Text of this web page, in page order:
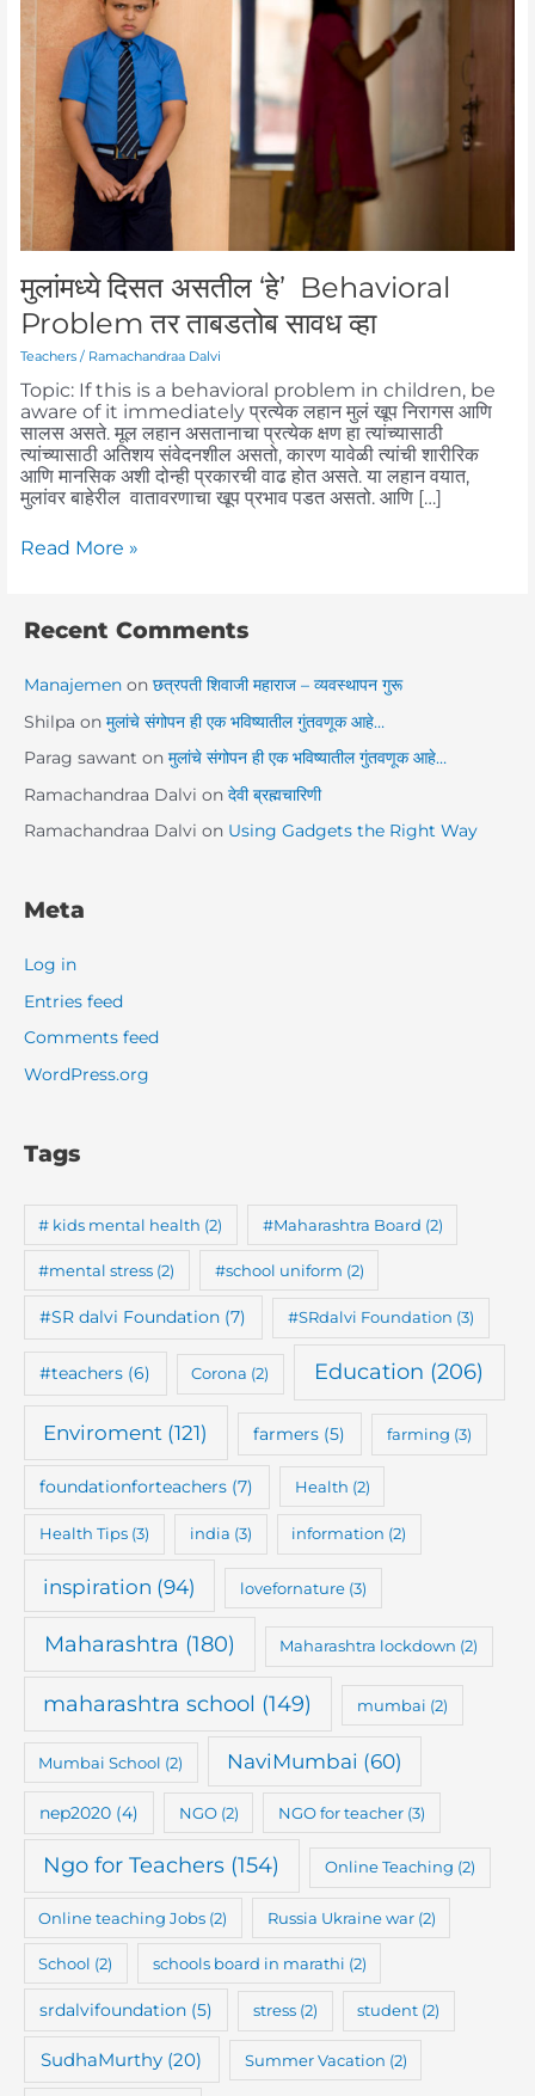
मुलांमध्ये दिसत असतील ‘हे’ Behavioral
Problem तर ताबडतोब सावध व्हा
Teachers/ Ramachandraa Dalvi
Topic: If this is a behavioral problem in children, be
aware of it immediately प्रत्येक लहान मुलं खूप निरागस आणि
सालस असते. मूल लहान असतानाचा प्रत्येक क्षण हा त्यांच्यासाठी
त्यांच्यासाठी अतिशय संवेदनशील असतो, कारण यावेळी त्यांची शारीरिक
आणि मानसिक अशी दोन्ही प्रकारची वाढ होत असते. या लहान वयात,
मुलांवर बाहेरील वातावरणाचा खूप प्रभाव पडत असतो. आणि […]
Problem
तर ताबडतोब
Read More »
Recent Comments
Manajemenon छत्रपती शिवाजी महाराज – व्यवस्थापन गुरू
Shilpa on मुलांचे संगोपन ही एक भविष्यातील गुंतवणूक आहे…
Parag sawant on मुलांचे संगोपन ही एक भविष्यातील गुंतवणूक आहे…
Ramachandraa Dalvi on देवी ब्रह्मचारिणी
Ramachandraa Dalvi on Using Gadgets the Right Way
Meta
Log in
Entries feed
Comments feed
WordPress.org
Tags
# kids mental health (2) #Maharashtra Board (2)
#mental stress (2) #school uniform (2)
#SR dalvi Foundation (7) #SRdalvi Foundation (3)
#teachers (6) Corona (2) Education (206)
Enviroment (121) farmers (5) farming (3)
foundationforteachers (7) Health (2)
Health Tips(3) india (3) information (2)
inspiration (94) lovefornature (3)
Maharashtra (180) Maharashtra lockdown (2)
maharashtra school (149) mumbai (2)
Mumbai School (2) NaviMumbai (60)
nep2020(4) NGO(2) NGO for teacher (3)
Ngo for Teachers (154) Online Teaching (2)
Online teaching Jobs (2) Russia Ukraine war(2)
School (2) schools board in marathi (2)
srdalvifoundation (5) stress (2) student (2)
SudhaMurthy (20) Summer Vacation (2)